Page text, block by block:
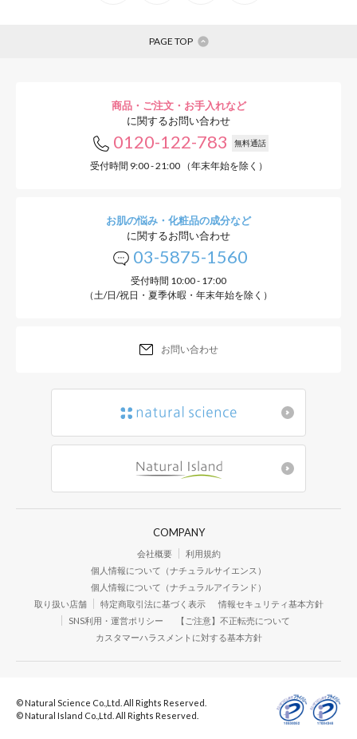
PAGE TOP
商品・ご注文・お手入れなど
に関するお問い合わせ
0120-122-783 無料通話
受付時間 9:00 - 21:00 （年末年始を除く）
お肌の悩み・化粧品の成分など
に関するお問い合わせ
03-5875-1560
受付時間 10:00 - 17:00
（土/日/祝日・夏季休暇・年末年始を除く）
お問い合わせ
COMPANY
会社概要
利用規約
個人情報について（ナチュラルサイエンス）
個人情報について（ナチュラルアイランド）
取り扱い店舗
特定商取引法に基づく表示
情報セキュリティ基本方針
SNS利用・運営ポリシー
【ご注意】不正転売について
カスタマーハラスメントに対する基本方針
© Natural Science Co.,Ltd. All Rights Reserved.
© Natural Island Co.,Ltd. All Rights Reserved.